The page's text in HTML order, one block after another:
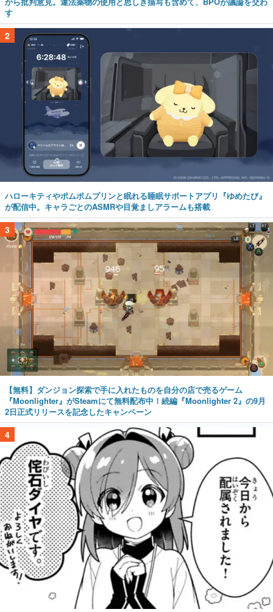
す
2
ハローキティやポムポムプリンと眠れる睡眠サポートアプリ『ゆめたび』
が配信中。キャラごとのASMRや目覚ましアラームも搭載
3
【無料】ダンジョン探索で手に入れたものを自分の店で売るゲーム
『Moonlighter』がSteamにて無料配布中！続編『Moonlighter 2』の9月
2日正式リリースを記念したキャンペーン
4